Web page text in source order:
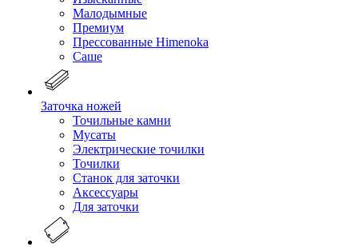
Малодымные
Премиум
Прессованные Himenoka
Саше
Заточка ножей
Точильные камни
Мусаты
Электрические точилки
Точилки
Станок для заточки
Аксессуары
Для заточки